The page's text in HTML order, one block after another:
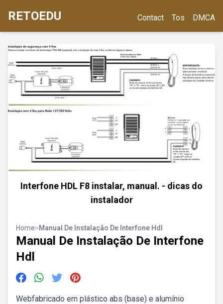
RETOEDU Contact Tos DMCA
Interfone HDL F8 instalar, manual. - dicas do
instalador
Home>Manual De Instalação De Interfone Hdl
Manual De Instalação De Interfone
Hdl
Webfabricado em plástico abs (base) e alumínio